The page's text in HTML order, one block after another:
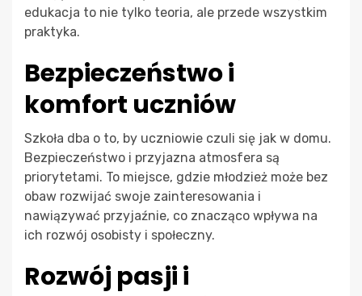
edukacja to nie tylko teoria, ale przede wszystkim
praktyka.
Bezpieczeństwo i
komfort uczniów
Szkoła dba o to, by uczniowie czuli się jak w domu.
Bezpieczeństwo i przyjazna atmosfera są
priorytetami. To miejsce, gdzie młodzież może bez
obaw rozwijać swoje zainteresowania i
nawiązywać przyjaźnie, co znacząco wpływa na
ich rozwój osobisty i społeczny.
Rozwój pasji i